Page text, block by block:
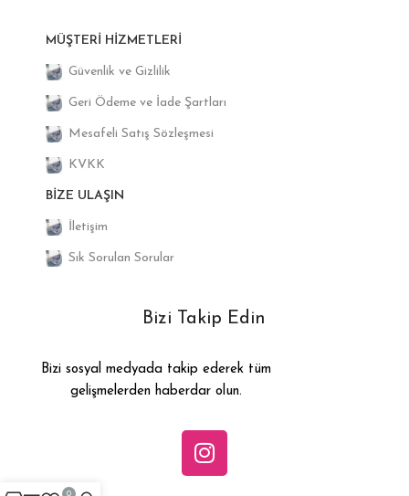
MÜŞTERI HIZMETLERI
Güvenlik ve Gizlilik
Geri Ödeme ve İade Şartları
Mesafeli Satış Sözleşmesi
KVKK
BIZE ULAŞIN
İletişim
Sık Sorulan Sorular
Bizi Takip Edin
Bizi sosyal medyada takip ederek tüm
gelişmelerden haberdar olun.
0